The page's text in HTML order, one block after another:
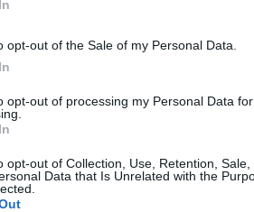
opt-out of the Sale of my Personal Data.
opt-out of processing my Personal Data
opt-out of Collection, Use, Retention,
Data that Is Unrelated with the
delle eccellenze italiane.
della guida
che ha assegnato a
italiani. Su oltre 35.000
Corona. Maìa si è spinto oltre,
portato il Vermentino di
i migliori in assoluto. Un
ma anche la capacità